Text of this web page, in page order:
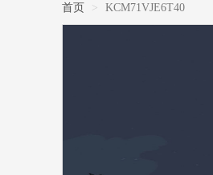
首页 KCM71VJE6T40